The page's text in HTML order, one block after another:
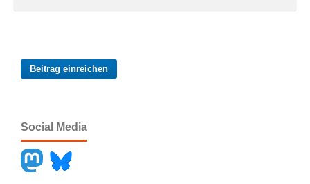
Beitrag einreichen
Social Media